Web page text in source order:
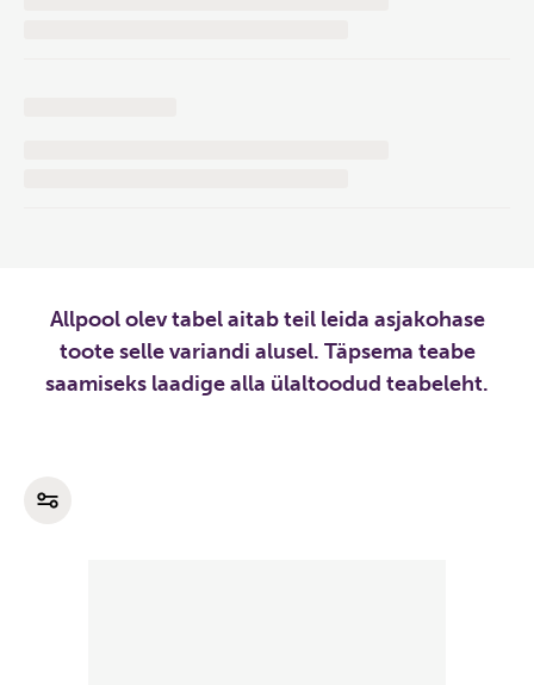
Allpool olev tabel aitab teil leida asjakohase
toote selle variandi alusel. Täpsema teabe
saamiseks laadige alla ülaltoodud teabeleht.